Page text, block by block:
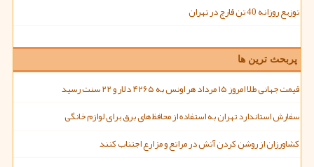
توزیع روزانه 40 تن قارچ در تهران
پربحث ترین ها
قیمت جهانی طلا امروز ۱۵ مرداد هر اونس به ۴۲۶۵ دلار و ۲۲ سنت رسید
سفارش استاندارد تهران به استفاده از محافظ های برق برای لوازم خانگی
کشاورزان از روشن کردن آتش در مراتع و مزارع اجتناب کنند